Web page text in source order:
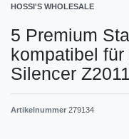
HOSSI'S WHOLESALE
5 Premium
kompatibel
Silencer Z2011
Artikelnummer 279134